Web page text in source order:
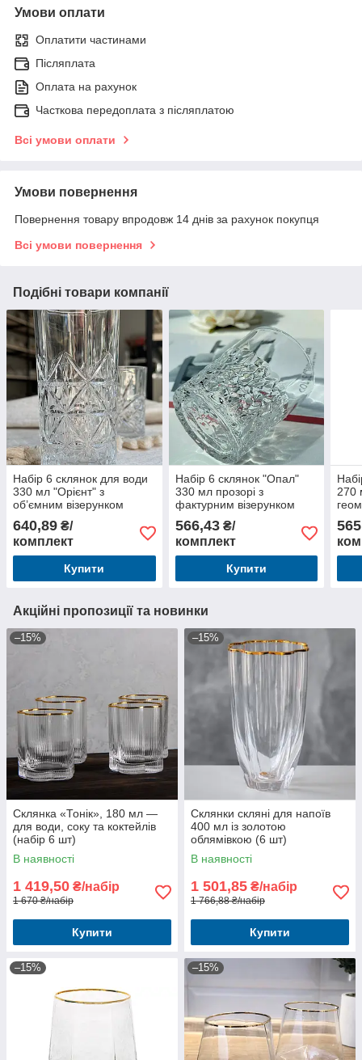
Умови оплати
Оплатити частинами
Післяплата
Оплата на рахунок
Часткова передоплата з післяплатою
Всі умови оплати
Умови повернення
Повернення товару впродовж 14 днів за рахунок покупця
Всі умови повернення
Подібні товари компанії
Набір 6 склянок для води
330 мл "Орієнт" з
об’ємним візерунком
640,89 ₴/
комплект
Купити
Набір 6 склянок "Опал"
330 мл прозорі з
фактурним візерунком
566,43₴/
комплект
Купити
270
Акційні пропозиції та новинки
–15%
Склянка «Тонік», 180 мл —
для води, соку та коктейлів
(набір 6 шт)
В наявності
1 419,50 ₴/набір
1 670 ₴/набір
Купити
–15%
Склянки скляні для напоїв
400 мл із золотою
облямівкою (6 шт)
В наявності
1 501,85 ₴/набір
1 766,88 ₴/набір
Купити
–15% –15%